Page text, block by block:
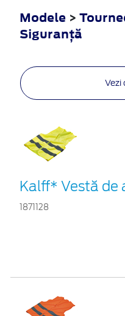
Modele >
Siguranţă
Vezi
Kalff* Vestă de
1871128